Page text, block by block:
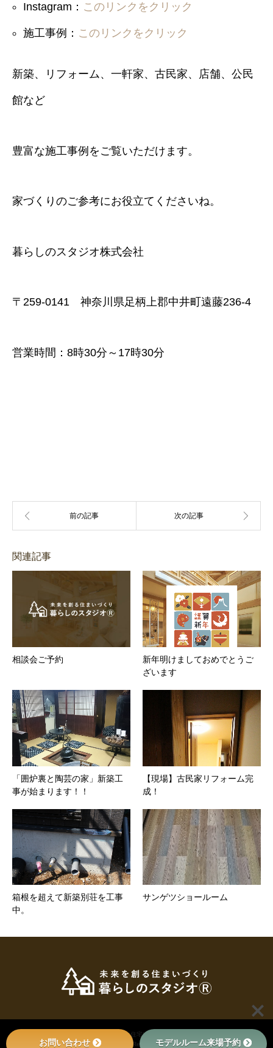
Instagram： このリンクをクリック
施工事例： このリンクをクリック
新築、リフォーム、一軒家、古民家、店舗、公民
館など
豊富な施工事例をご覧いただけます。
家づくりのご参考にお役立てくださいね。
暮らしのスタジオ株式会社
〒259-0141 神奈川県足柄上郡中井町遠藤236-4
営業時間：8時30分～17時30分
関連記事
相談会ご予約
新年明けましておめでとうご
ざいます
「囲炉裏と陶芸の家」新築工
事が始まります！！
【現場】古民家リフォーム完
成！
箱根を超えて新築別荘を工事
中。
サンゲツショールーム
小田原・秦野・足柄で新築・注文住宅は足柄の工務店、暮らしのスタジオへ
Rights Reserved.
お問い合わせ モデルルーム来場予約